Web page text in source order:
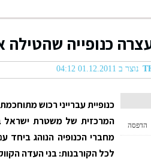
כנופייה שהטילה
נוצר ב 01.12.2011 04:12
הדפסה
כנופיית עברייני רכוש
המרכזית של משטרת ישראל
מחברי הכנופיה הנוהג
לכל הקורבנות: בני העדה